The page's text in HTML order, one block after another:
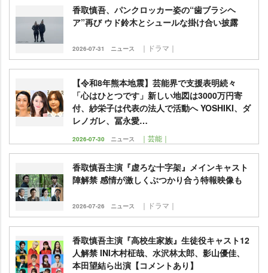
香取慎吾、パンクロッカー姿の“歯ブラシヘ
ア”再び ウド鈴木とシュールな掛け合い披露
2026-07-31 ニュース ｜ドラマ｜
【令和8年熊本地震】芸能界で支援表明続々
「心はひとつです」新しい地図は3000万円寄
付、紗栄子は代表の法人で活動へ YOSHIKI、ダ
レノガレ、冨永愛…
2026-07-30 ニュース ｜芸能｜
香取慎吾主演『虚ろな十字架』メインキャスト
陣解禁 感情が激しくぶつかり合う特報映像も
2026-07-26 ニュース ｜ドラマ｜
香取慎吾主演『高校生家族』生徒役キャスト12
人解禁 INI木村柾哉、水沢林太郎、影山優佳、
本田望結ら出演【コメントあり】